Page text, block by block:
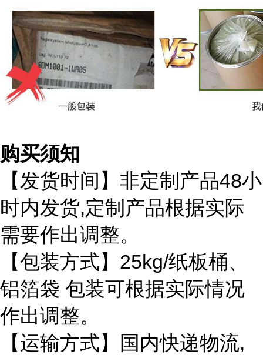
购买须知
【发货时间】非定制产品48小
时内发货,定制产品根据实际
需要作出调整。
【包装方式】 25kg/纸板桶、
铝箔袋 包装可根据实际情况
作出调整。
【运输方式】国内快递物流,